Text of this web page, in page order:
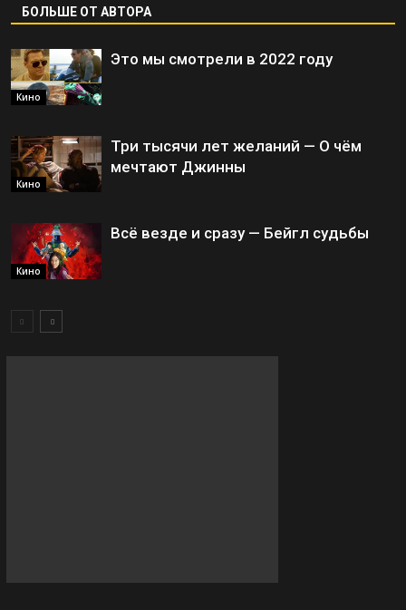
БОЛЬШЕ ОТ АВТОРА
Кино
Это мы смотрели в 2022 году
Кино
Три тысячи лет желаний — О чём
мечтают Джинны
Кино
Всё везде и сразу — Бейгл судьбы